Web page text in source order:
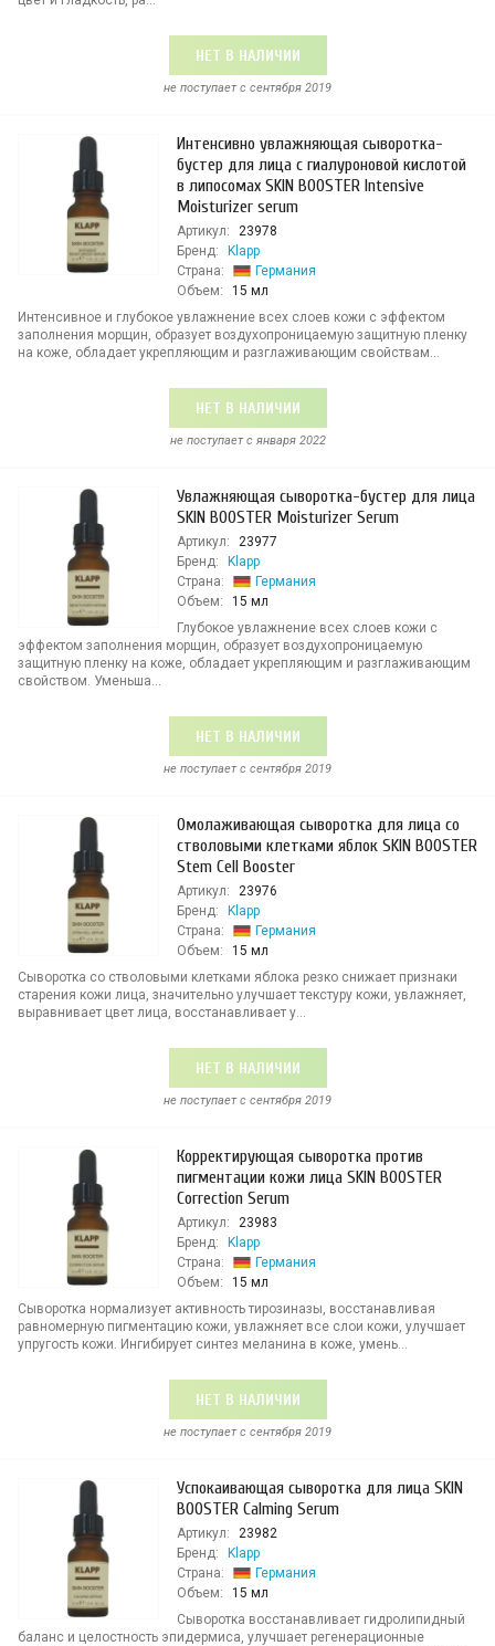
НЕТ В НАЛИЧИИ
не поступает c сентября 2019
Интенсивно увлажняющая сыворотка-
бустер для лица с гиалуроновой кислотой
в липосомах SKIN BOOSTER Intensive
Moisturizer serum
Артикул:
23978
Бренд:
Klapp
Страна:
Германия
Объем:
15 мл
Интенсивное и глубокое увлажнение всех слоев кожи с эффектом
заполнения морщин, образует воздухопроницаемую защитную пленку
на коже, обладает укрепляющим и разглаживающим свойствам...
НЕТ В НАЛИЧИИ
не поступает c января 2022
Увлажняющая сыворотка-бустер для лица
SKIN BOOSTER Moisturizer Serum
Артикул:
23977
Бренд:
Klapp
Страна:
Германия
Объем:
15 мл
Глубокое увлажнение всех слоев кожи с
эффектом заполнения морщин, образует воздухопроницаемую
защитную пленку на коже, обладает укрепляющим и разглаживающим
свойством. Уменьша...
НЕТ В НАЛИЧИИ
не поступает c сентября 2019
Омолаживающая сыворотка для лица со
стволовыми клетками яблок SKIN BOOSTER
Stem Cell Booster
Артикул:
23976
Бренд:
Klapp
Страна:
Германия
Объем:
15 мл
Сыворотка со стволовыми клетками яблока резко снижает признаки
старения кожи лица, значительно улучшает текстуру кожи, увлажняет,
выравнивает цвет лица, восстанавливает у...
НЕТ В НАЛИЧИИ
не поступает c сентября 2019
Корректирующая сыворотка против
пигментации кожи лица SKIN BOOSTER
Correction Serum
Артикул:
23983
Бренд:
Klapp
Страна:
Германия
Объем:
15 мл
Сыворотка нормализует активность тирозиназы, восстанавливая
равномерную пигментацию кожи, увлажняет все слои кожи, улучшает
упругость кожи. Ингибирует синтез меланина в коже, умень...
НЕТ В НАЛИЧИИ
не поступает c сентября 2019
Успокаивающая сыворотка для лица SKIN
BOOSTER Calming Serum
Артикул:
23982
Бренд:
Klapp
Страна:
Германия
Объем:
15 мл
Сыворотка восстанавливает гидролипидный
баланс и целостность эпидермиса, улучшает регенерационные